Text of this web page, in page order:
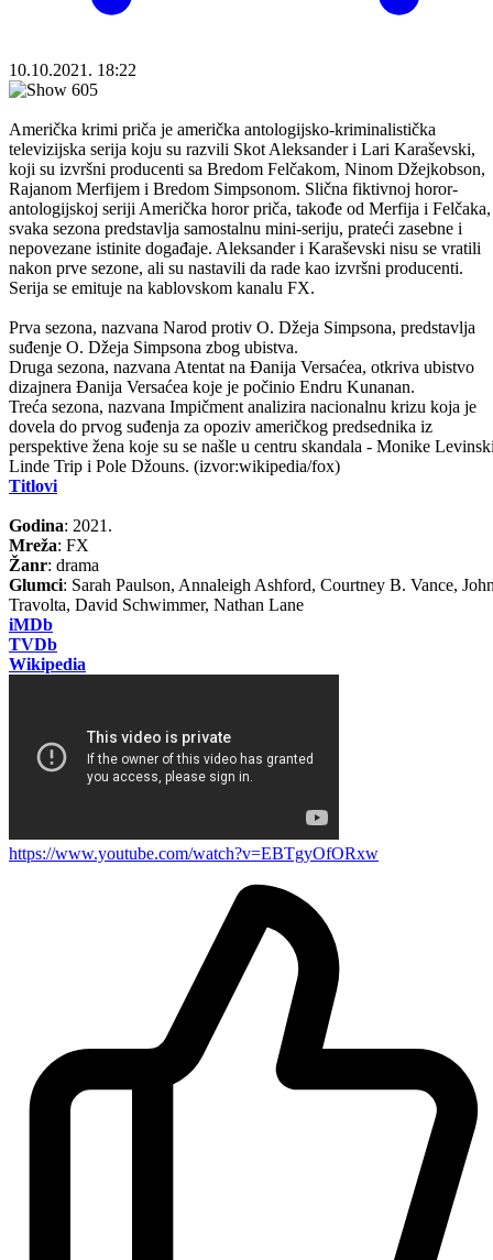
10.10.2021. 18:22
Američka krimi priča je američka antologijsko-kriminalistička
televizijska serija koju su razvili Skot Aleksander i Lari Karaševski,
koji su izvršni producenti sa Bredom Felčakom, Ninom Džejkobson,
Rajanom Merfijem i Bredom Simpsonom. Slična fiktivnoj horor-
antologijskoj seriji Američka horor priča, takođe od Merfija i Felčaka,
svaka sezona predstavlja samostalnu mini-seriju, prateći zasebne i
nepovezane istinite događaje. Aleksander i Karaševski nisu se vratili
nakon prve sezone, ali su nastavili da rade kao izvršni producenti.
Serija se emituje na kablovskom kanalu FX.
Prva sezona, nazvana Narod protiv O. Džeja Simpsona, predstavlja
suđenje O. Džeja Simpsona zbog ubistva.
Druga sezona, nazvana Atentat na Đanija Versaćea, otkriva ubistvo
dizajnera Đanija Versaćea koje je počinio Endru Kunanan.
Treća sezona, nazvana Impičment analizira nacionalnu krizu koja je
dovela do prvog suđenja za opoziv američkog predsednika iz
perspektive žena koje su se našle u centru skandala - Monike
Linde Trip i Pole Džouns. (izvor:wikipedia/fox)
Titlovi
Godina: 2021.
Mreža: FX
Žanr: drama
Glumci: Sarah Paulson, Annaleigh Ashford, Courtney B. Vance,
Travolta, David Schwimmer, Nathan Lane
iMDb
TVDb
Wikipedia
https://www.youtube.com/watch?v=EBTgyOfORxw